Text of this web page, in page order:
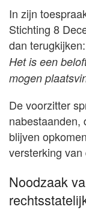
In zijn
Stichting 8
dan terugkijken:
Het is een
mogen
De voorzitter
nabestaanden,
blijven
versterking
Noodzaak